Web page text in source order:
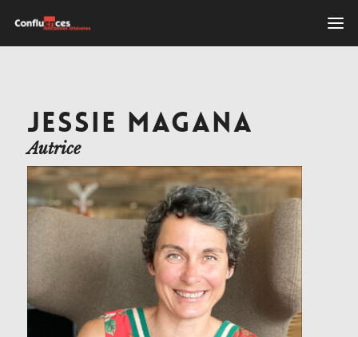
JESSIE MAGANA
Autrice